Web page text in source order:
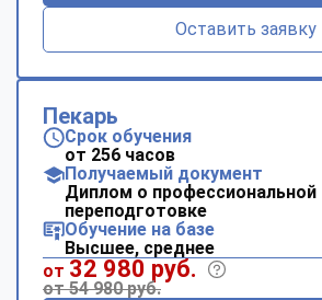
Оставить заявку
Пекарь
Срок обучения
от 256 часов
Получаемый документ
Диплом о профессиональной
переподготовке
Обучение на базе
Высшее, среднее
от 32 980 руб.
от 54 980 руб.